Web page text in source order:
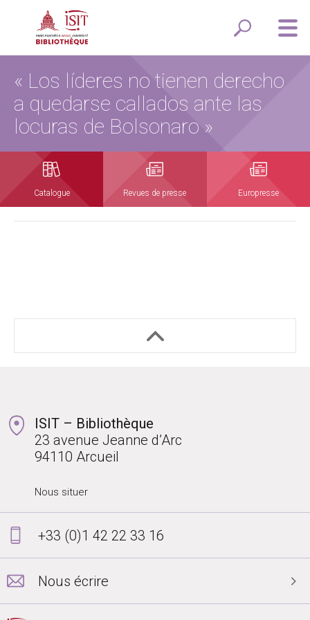
« Los líderes no tienen derecho
a quedarse callados ante las
locuras de Bolsonaro »
Catalogue Revues de presse Europresse
ISIT – Bibliothèque
23 avenue Jeanne d’Arc
94110 Arcueil
Nous situer
+33 (0)1 42 22 33 16
Nous écrire